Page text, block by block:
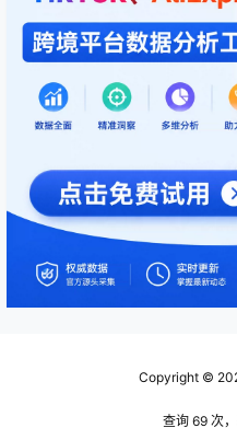
Copyright ©
查询 69 次